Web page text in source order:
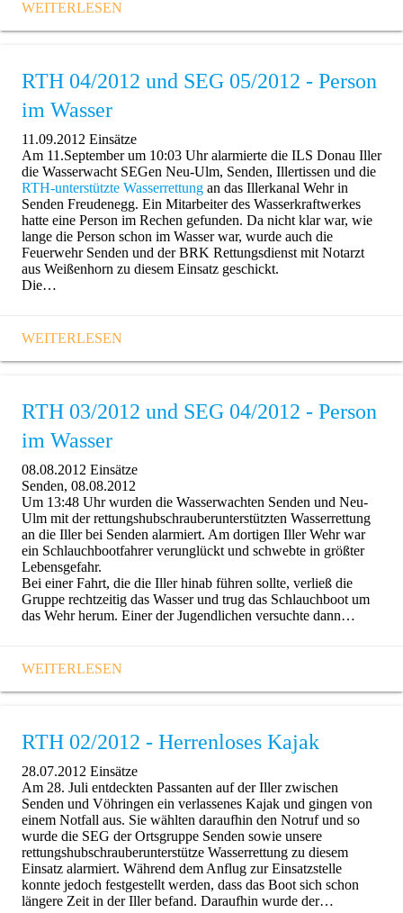
WEITERLESEN
RTH 04/2012 und SEG 05/2012 - Person
im Wasser
11.09.2012 Einsätze
Am 11.September um 10:03 Uhr alarmierte die ILS Donau Iller
die Wasserwacht SEGen Neu-Ulm, Senden, Illertissen und die
RTH-unterstützte Wasserrettung an das Illerkanal Wehr in
Senden Freudenegg. Ein Mitarbeiter des Wasserkraftwerkes
hatte eine Person im Rechen gefunden. Da nicht klar war, wie
lange die Person schon im Wasser war, wurde auch die
Feuerwehr Senden und der BRK Rettungsdienst mit Notarzt
aus Weißenhorn zu diesem Einsatz geschickt.
Die…
WEITERLESEN
RTH 03/2012 und SEG 04/2012 - Person
im Wasser
08.08.2012 Einsätze
Senden, 08.08.2012
Um 13:48 Uhr wurden die Wasserwachten Senden und Neu-
Ulm mit der rettungshubschrauberunterstützten Wasserrettung
an die Iller bei Senden alarmiert. Am dortigen Iller Wehr war
ein Schlauchbootfahrer verunglückt und schwebte in größter
Lebensgefahr.
Bei einer Fahrt, die die Iller hinab führen sollte, verließ die
Gruppe rechtzeitig das Wasser und trug das Schlauchboot um
das Wehr herum. Einer der Jugendlichen versuchte dann…
WEITERLESEN
RTH 02/2012 - Herrenloses Kajak
28.07.2012 Einsätze
Am 28. Juli entdeckten Passanten auf der Iller zwischen
Senden und Vöhringen ein verlassenes Kajak und gingen von
einem Notfall aus. Sie wählten daraufhin den Notruf und so
wurde die SEG der Ortsgruppe Senden sowie unsere
rettungshubschrauberunterstütze Wasserrettung zu diesem
Einsatz alarmiert. Während dem Anflug zur Einsatzstelle
konnte jedoch festgestellt werden, dass das Boot sich schon
längere Zeit in der Iller befand. Daraufhin wurde der…